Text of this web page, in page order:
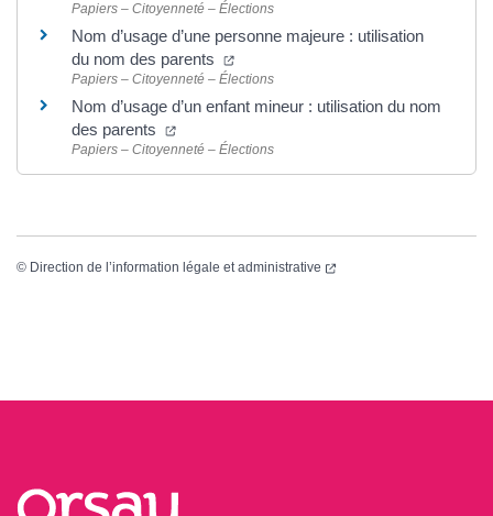
Papiers – Citoyenneté – Élections
Nom d’usage d’une personne majeure : utilisation
du nom des parents
(ouverture dans un nouvel onglet)
Papiers – Citoyenneté – Élections
Nom d’usage d’un enfant mineur : utilisation du nom
des parents
(ouverture dans un nouvel onglet)
Papiers – Citoyenneté – Élections
© Direction de l’information légale et administrative (ouverture dans un